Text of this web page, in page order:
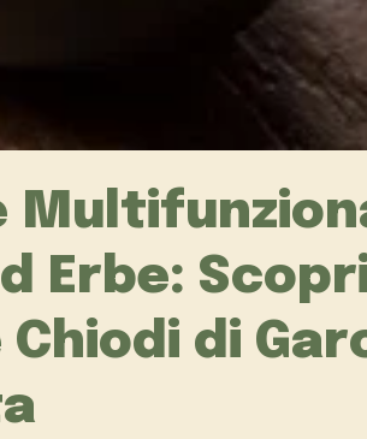
Erbe:
Chiodi di